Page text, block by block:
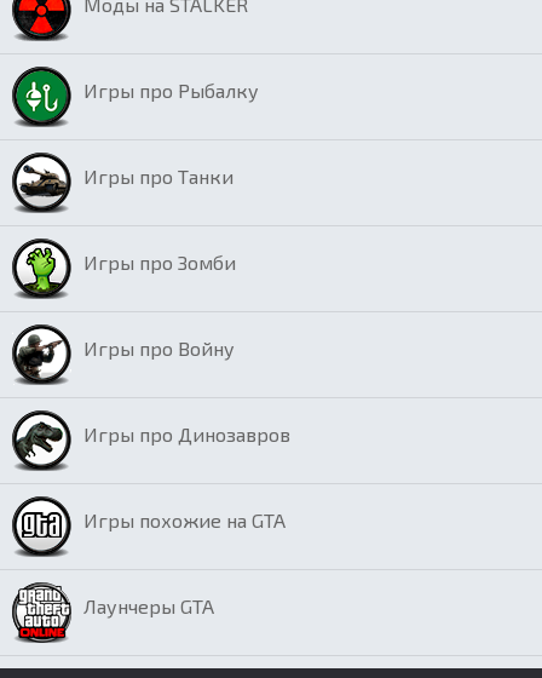
Игры про Рыбалку
Игры про Танки
Игры про Зомби
Игры про Войну
Игры про Динозавров
Игры похожие на GTA
Лаунчеры GTA